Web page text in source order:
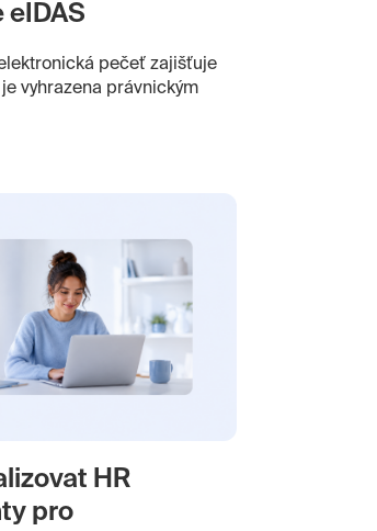
pečeť zajišťuje
vyhrazena právnickým
HR
pro